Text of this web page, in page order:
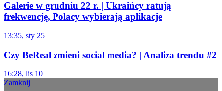
Galerie w grudniu 22 r. | Ukraińcy ratują
frekwencję, Polacy wybierają aplikacje
13:35, sty 25
Czy BeReal zmieni social media? | Analiza trendu #2
16:28, lis 10
Zamknij